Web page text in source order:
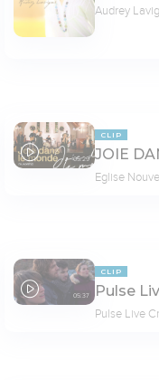
Audrey
05:29
CLIP
JOIE
Eglise
05:37
CLIP
Pulse
Pulse Live